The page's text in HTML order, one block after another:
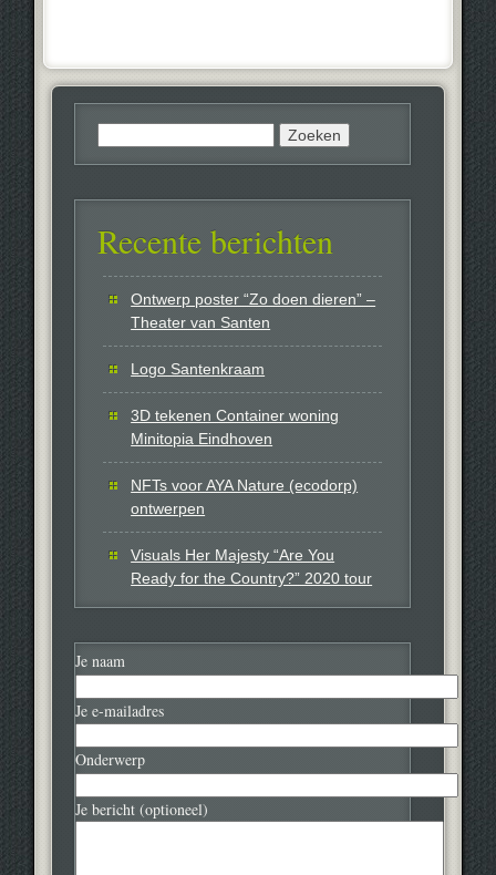
Recente berichten
Ontwerp poster “Zo doen dieren” –
Theater van Santen
Logo Santenkraam
3D tekenen Container woning
Minitopia Eindhoven
NFTs voor AYA Nature (ecodorp)
ontwerpen
Visuals Her Majesty “Are You
Ready for the Country?” 2020 tour
Je naam
Je e-mailadres
Onderwerp
Je bericht (optioneel)